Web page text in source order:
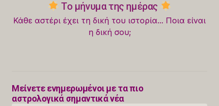
Το μήνυμα της ημέρας
Κάθε αστέρι έχει τη δική του ιστορία... Ποια είναι
η δική σου;
Μείνετε ενημερωμένοι με τα πιο
αστρολογικά σημαντικά νέα